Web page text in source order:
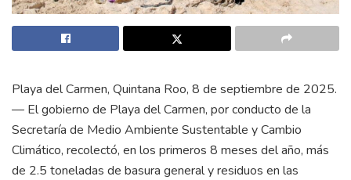
Playa del Carmen, Quintana Roo, 8 de septiembre de 2025.
— El gobierno de Playa del Carmen, por conducto de la
Secretaría de Medio Ambiente Sustentable y Cambio
Climático, recolectó, en los primeros 8 meses del año, más
de 2.5 toneladas de basura general y residuos en las